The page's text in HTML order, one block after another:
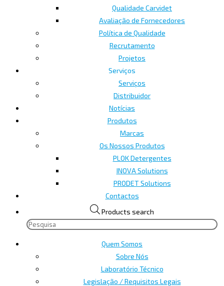
Qualidade Carvidet
Avaliação de Fornecedores
Política de Qualidade
Recrutamento
Projetos
Serviços
Serviços
Distribuidor
Notícias
Produtos
Marcas
Os Nossos Produtos
PLOK Detergentes
INOVA Solutions
PRODET Solutions
Contactos
Products search
Quem Somos
Sobre Nós
Laboratório Técnico
Legislação / Requisitos Legais